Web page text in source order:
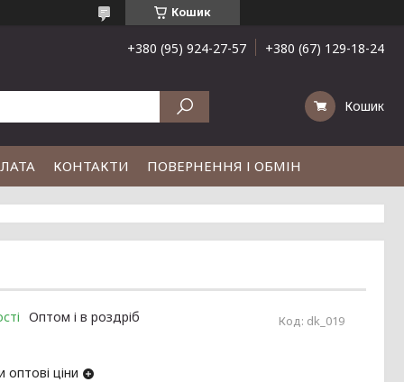
Кошик
+380 (95) 924-27-57 +380 (67) 129-18-24
Кошик
КОНТАКТИ ПОВЕРНЕННЯ І ОБМІН
Оптом і в роздріб Код: dk_019
оптові ціни